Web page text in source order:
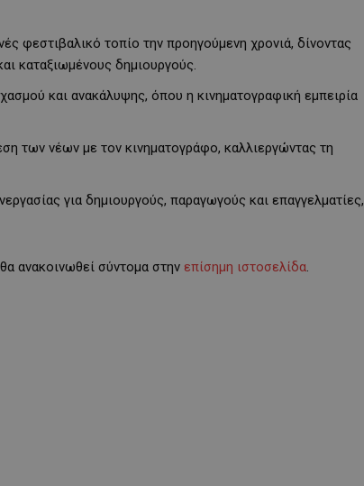
φεστιβαλικό τοπίο την προηγούμενη χρονιά, δίνοντας
καταξιωμένους δημιουργούς.
και ανακάλυψης, όπου η κινηματογραφική εμπειρία
των νέων με τον κινηματογράφο, καλλιεργώντας τη
για δημιουργούς, παραγωγούς και επαγγελματίες,
ανακοινωθεί σύντομα στην επίσημη ιστοσελίδα.